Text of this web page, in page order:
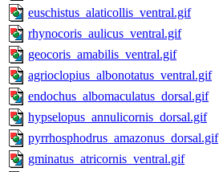
euschistus_alaticollis_ventral.gif
rhynocoris_aulicus_ventral.gif
geocoris_amabilis_ventral.gif
agrioclopius_albonotatus_ventral.gif
endochus_albomaculatus_dorsal.gif
hypselopus_annulicornis_dorsal.gif
pyrrhosphodrus_amazonus_dorsal.gif
gminatus_atricornis_ventral.gif